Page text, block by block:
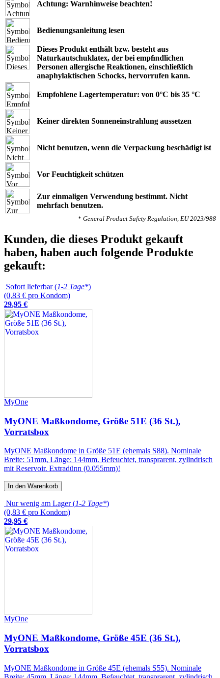
Achtung: Warnhinweise beachten!
Bedienungsanleitung lesen
Dieses Produkt enthält bzw. besteht aus
Naturkautschuklatex, der bei empﬁndlichen
Personen allergische Reaktionen, einschließlich
anaphylaktischen Schocks, hervorrufen kann.
Empfohlene Lagertemperatur: von 0°C bis 35 °C
Keiner direkten Sonneneinstrahlung aussetzen
Nicht benutzen, wenn die Verpackung beschädigt ist
Vor Feuchtigkeit schützen
Zur einmaligen Verwendung bestimmt. Nicht
mehrfach benutzen.
* General Product Safety Regulation, EU 2023/988
Kunden, die dieses Produkt gekauft
haben, haben auch folgende Produkte
gekauft:
Sofort lieferbar (1-2 Tage*)
(0,83 € pro Kondom)
29,95 €
MyOne
MyONE Maßkondome, Größe 51E (36 St.),
Vorratsbox
MyONE Maßkondome in Größe 51E (ehemals S88). Nominale
Breite: 51mm, Länge: 144mm. Befeuchtet, transprarent, zylindrisch
mit Reservoir. Extradünn (0.055mm)!
In den Warenkorb
Nur wenig am Lager (1-2 Tage*)
(0,83 € pro Kondom)
29,95 €
MyOne
MyONE Maßkondome, Größe 45E (36 St.),
Vorratsbox
MyONE Maßkondome in Größe 45E (ehemals S55). Nominale